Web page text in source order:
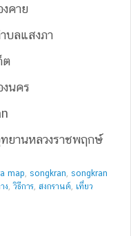
คาย
บลแสงภา
ต
นคร
ยานหลวงราชพฤกษ์
map songkran
songkran
ง ,วิธีการ สงกรานต์
เที่ยว